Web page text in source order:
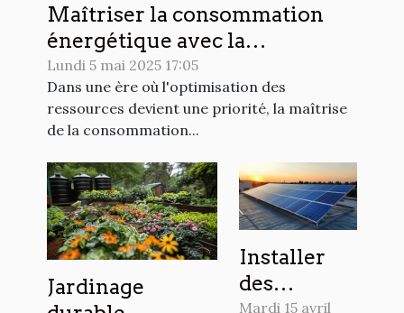
Maîtriser la consommation
énergétique avec la
domotique efficace et
économique
Lundi 5 mai 2025 17:05
Dans une ère où l'optimisation des
ressources devient une priorité, la maîtrise
de la consommation...
Jardinage
Installer
des
Mardi 15 avril